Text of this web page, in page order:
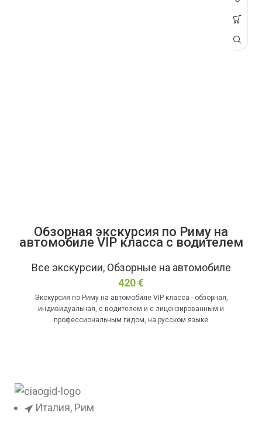
Обзорная экскурсия по Риму на
автомобиле VIP класса с водителем
Все экскурсии, Обзорные на автомобиле
420€
Экскурсия по Риму на автомобиле VIP класса - обзорная,
индивидуальная, с водителем и с лицензированным и
профессиональным гидом, на русском языке
Италия, Рим